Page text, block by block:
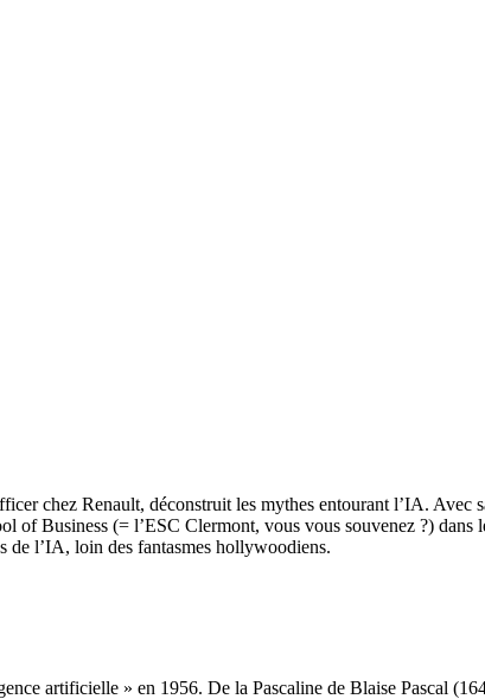
chez Renault, déconstruit les mythes entourant l’IA. Avec
Business (= l’ESC Clermont, vous vous souvenez ?) dans
de l’IA, loin des fantasmes hollywoodiens.
artificielle » en 1956. De la Pascaline de Blaise Pascal